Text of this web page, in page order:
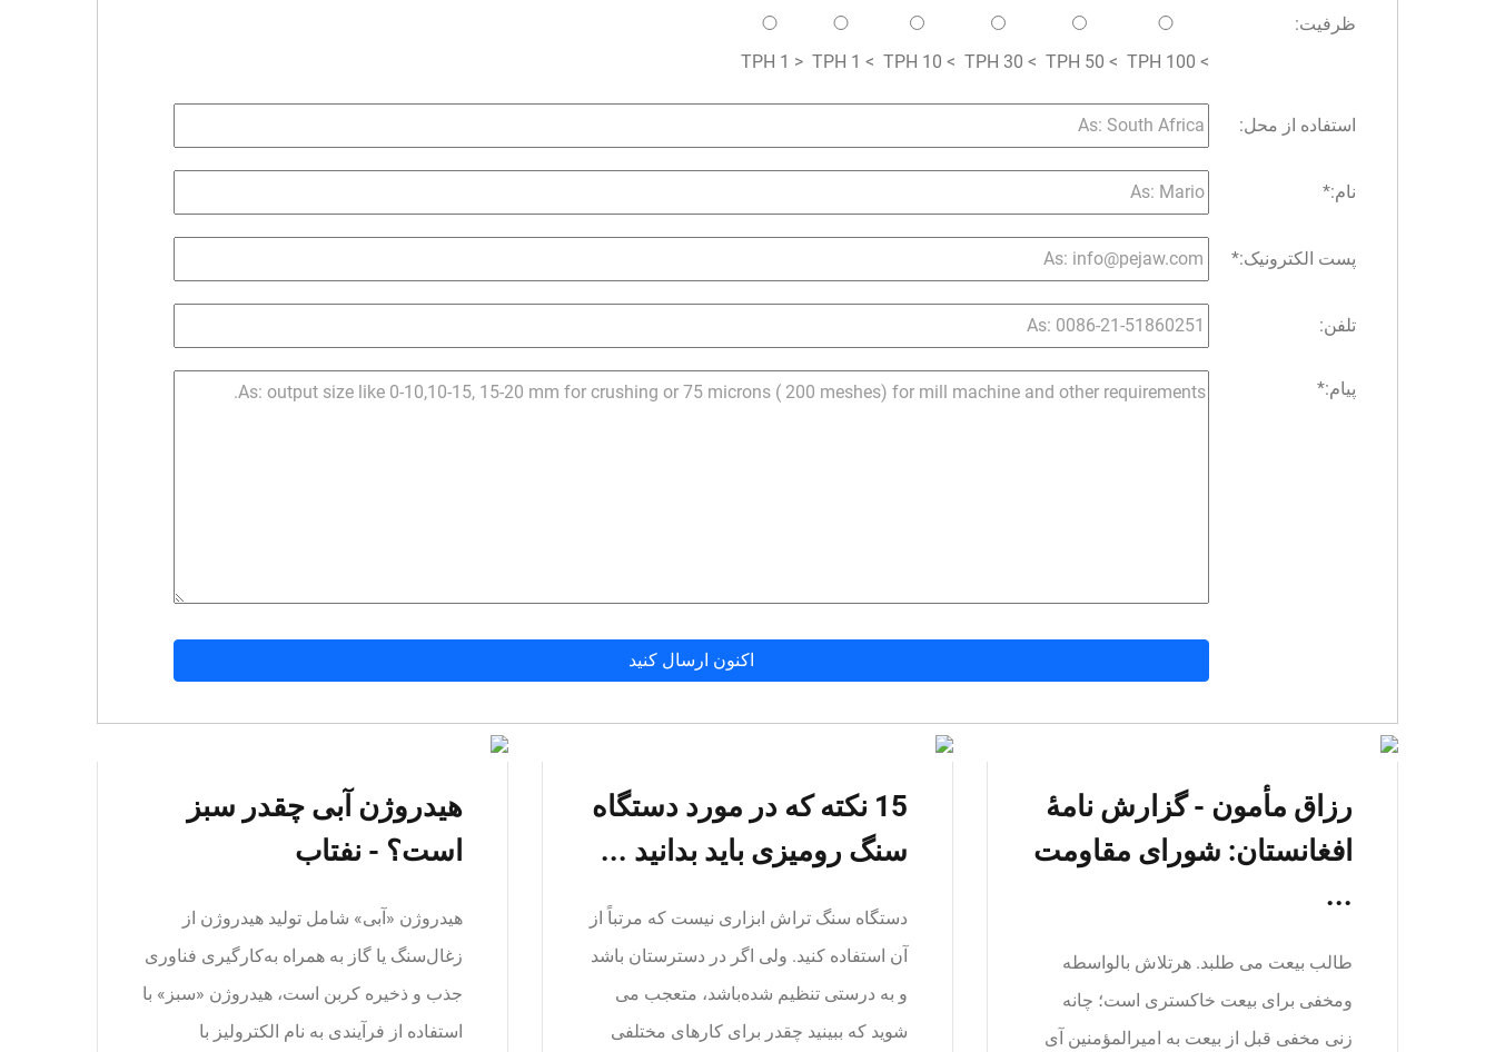
ظرفیت:
> 100 TPH
> 50 TPH
> 30 TPH
> 10 TPH
> 1 TPH
< 1 TPH
استفاده از محل:
نام:*
پست الکترونیک:*
تلفن:
پیام:*
رزاق مأمون - گزارش نامۀ
افغانستان: شورای مقاومت
...
طالب بیعت می طلبد. هرتلاش بالواسطه
ومخفی برای بیعت خاکستری است؛ چانه
زنی مخفی قبل از بیعت به امیرالمؤمنین آی
15 نکته که در مورد دستگاه
سنگ رومیزی باید بدانید ...
دستگاه سنگ‌ تراش ابزاری نیست که مرتباً از
آن استفاده کنید. ولی اگر در دسترستان باشد
و به درستی تنظیم شده‌باشد، متعجب می
شوید که ببینید چقدر برای کارهای مختلفی
هیدروژن آبی چقدر سبز
است؟ - نفتاب
هیدروژن «آبی» شامل تولید هیدروژن از
زغال‌سنگ یا گاز به همراه به‌کارگیری فناوری
جذب و ذخیره کربن است، هیدروژن «سبز» با
استفاده از فرآیندی به نام الکترولیز با